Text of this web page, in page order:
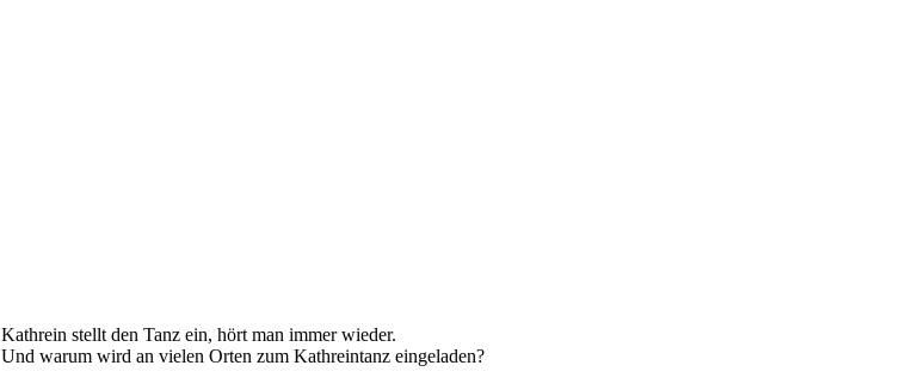
Kathrein stellt den Tanz ein, hört man immer wieder.
Und warum wird an vielen Orten zum Kathreintanz eingeladen?